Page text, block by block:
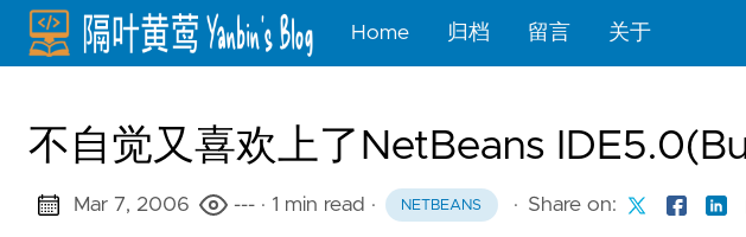
Home 归档 留言 关于
不自觉又喜欢上了NetBeans
Mar 7, 2006 --- · 1 min read · NETBEANS · Share on: